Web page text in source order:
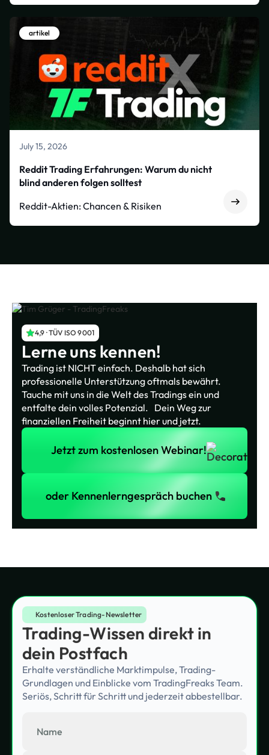
artikel
July 15, 2026
Reddit Trading Erfahrungen: Warum du nicht
blind anderen folgen solltest
Reddit-Aktien: Chancen & Risiken
4,9 · TÜV ISO 9001
Lerne uns kennen!
Trading ist NICHT einfach. Deshalb hat sich
professionelle Unterstützung oftmals bewährt.
Tauche mit uns in die Welt des Tradings ein und
entfalte dein volles Potenzial. Dein Weg zur
finanziellen Freiheit beginnt hier und jetzt.
Jetzt zum kostenlosen Webinar!
Jetzt zum kostenlosen Webinar!
oder Kennenlerngespräch buchen
oder Kennenlerngespräch buchen
Kostenloser Trading-Newsletter
Trading-Wissen direkt in
dein Postfach
Erhalte verständliche Marktimpulse, Trading-
Grundlagen und Einblicke vom TradingFreaks Team.
Seriös, Schritt für Schritt und jederzeit abbestellbar.